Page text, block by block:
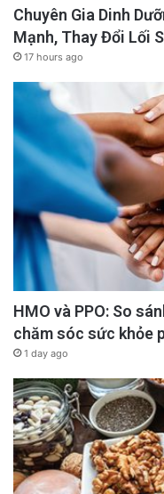
Chuyên Gia Dinh
Mạnh, Thay Đổi Lối
17 hours ago
HMO và PPO: So
chăm sóc sức khỏe
1 day ago